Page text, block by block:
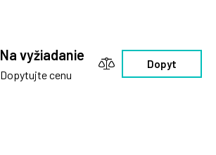
Na vyžiadanie
Dopytujte cenu
Dopyt